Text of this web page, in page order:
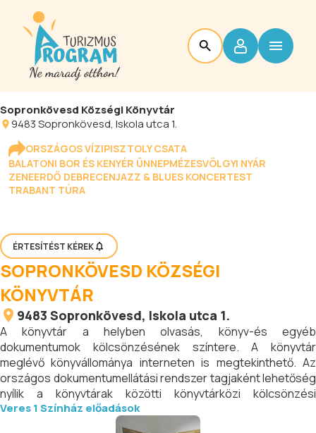
Sopronkövesd Községi Könyvtár
9483Sopronkövesd, Iskola utca 1.
ORSZÁGOS VÍZIPISZTOLY CSATA
BALATONI BOR ÉS KENYÉR ÜNNEPMÉZESVÖLGYI NYÁR
ZENEERDŐ DEBRECENJAZZ & BLUES KONCERTEST
TRABANT TÚRA
ÉRTESÍTÉST KÉREK
SOPRONKÖVESD KÖZSÉGI
KÖNYVTÁR
9483 Sopronkövesd, Iskola utca 1.
A könyvtár a helyben olvasás, könyv-és egyéb
dokumentumok kölcsönzésének színtere. A könyvtár
meglévő könyvállománya interneten is megtekinthető. Az
országos dokumentumellátási rendszer tagjaként lehetőség
nyílik a könyvtárak közötti könyvtárközi kölcsönzési
szolgáltatás igénybe vételére. Várják mindazokat, akik
szeretnek olvasni, illetve azokat is, akiknek információra van
Veres 1 Színház előadások